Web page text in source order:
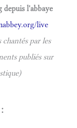
depuis l'abbaye
live
par les
publiés sur